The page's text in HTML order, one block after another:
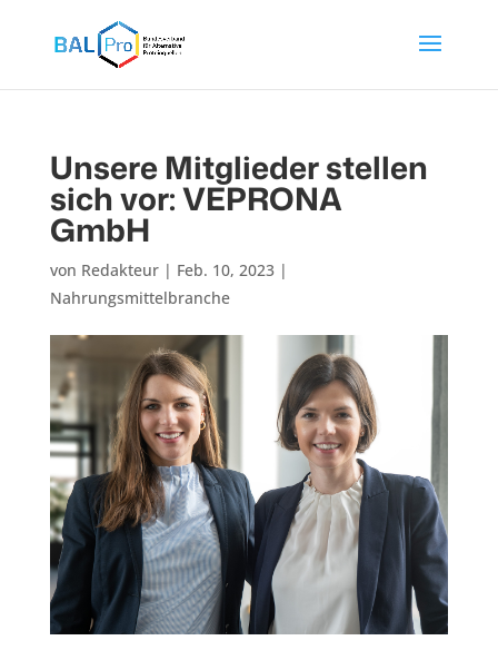
Unsere Mitglieder stellen
sich vor: VEPRONA
GmbH
von Redakteur| Feb. 10, 2023|
Nahrungsmittelbranche